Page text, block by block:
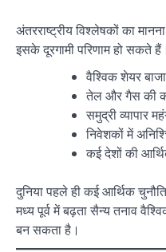
अंतरराष्ट्रीय विश्लेषकों का
इसके दूरगामी परिणाम हो सकते हैं।
वैश्विक शेयर
तेल और गैस की
समुद्री व्यापार
निवेशकों में
कई देशों की
दुनिया पहले ही कई आर्थिक
मध्य पूर्व में बढ़ता सैन्य तनाव
बन सकता है।